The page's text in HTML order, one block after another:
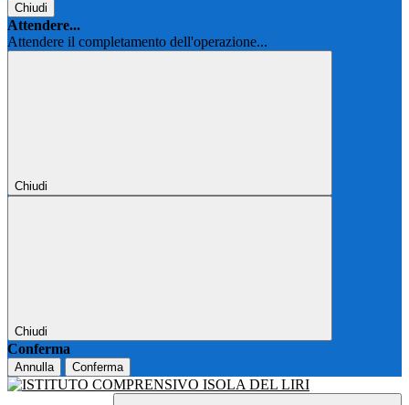
Chiudi
Attendere...
Attendere il completamento dell'operazione...
Chiudi
Chiudi
Conferma
Annulla Conferma